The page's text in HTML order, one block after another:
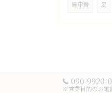
肩甲骨 足
090-9920-
※営業目的のお電